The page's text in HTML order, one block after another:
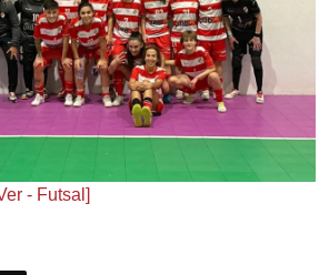
- Futsal]